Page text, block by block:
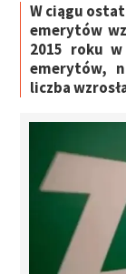
W ciągu
emerytów
2015 roku
emerytów,
liczba